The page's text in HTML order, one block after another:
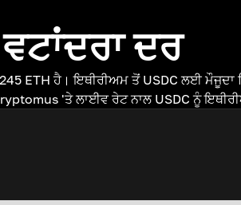
ਦਰ
ETH ਹੈ। ਇਥੀਰੀਅਮ ਤੋਂ USDC ਲਈ
'ਤੇ ਲਾਈਵ ਰੇਟ ਨਾਲ USDC ਨੂੰ